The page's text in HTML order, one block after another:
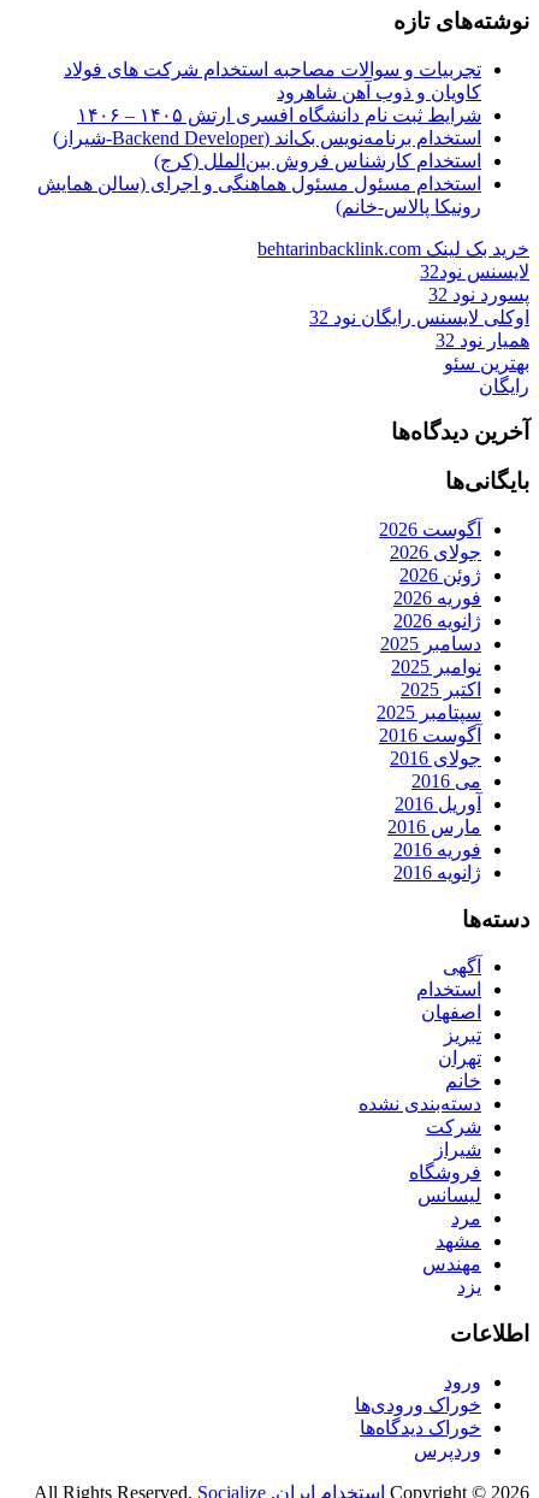
نوشته‌های تازه
تجربیات و سوالات مصاحبه استخدام شرکت های فولاد
کاویان و ذوب آهن شاهرود
شرایط ثبت نام دانشگاه افسری ارتش ۱۴۰۵ – ۱۴۰۶
استخدام برنامه‌نویس بک‌اند (Backend Developer-شیراز)
استخدام کارشناس فروش بین‌الملل (کرج)
استخدام مسئول مسئول هماهنگی و اجرای (سالن همایش
رونیکا پالاس-خانم)
خرید بک لینک behtarinbacklink.com
لایسنس نود32
پسورد نود 32
اوکلی لایسنس رایگان نود 32
همیار نود 32
بهترین سئو
رایگان
آخرین دیدگاه‌ها
بایگانی‌ها
آگوست 2026
جولای 2026
ژوئن 2026
فوریه 2026
ژانویه 2026
دسامبر 2025
نوامبر 2025
اکتبر 2025
سپتامبر 2025
آگوست 2016
جولای 2016
می 2016
آوریل 2016
مارس 2016
فوریه 2016
ژانویه 2016
دسته‌ها
آگهی
استخدام
اصفهان
تبریز
تهران
خانم
دسته‌بندی نشده
شرکت
شیراز
فروشگاه
لیسانس
مرد
مشهد
مهندس
یزد
اطلاعات
ورود
خوراک ورودی‌ها
خوراک دیدگاه‌ها
وردپرس
Copyright © 2026 استخدام ایران. All Rights Reserved.
Socialize